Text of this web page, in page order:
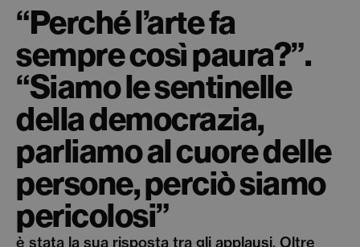
“Perché l’arte fa
sempre così paura?”.
“Siamo le sentinelle
della democrazia,
parliamo al cuore delle
persone, perciò siamo
pericolosi”
è stata la sua risposta tra gli applausi. Oltre